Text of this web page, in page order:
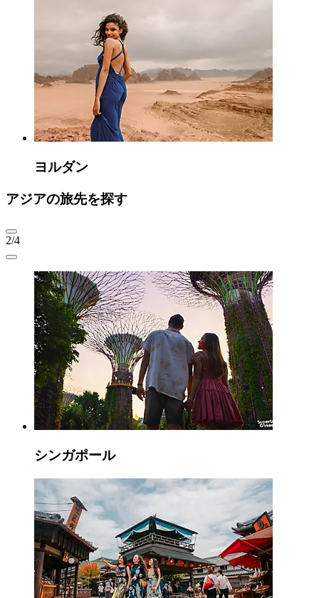
ヨルダン
アジアの旅先を探す
2/4
シンガポール